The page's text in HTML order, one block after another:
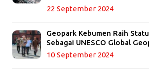
22 September 2024
Geopark Kebumen Raih
Sebagai UNESCO Global
10 September 2024